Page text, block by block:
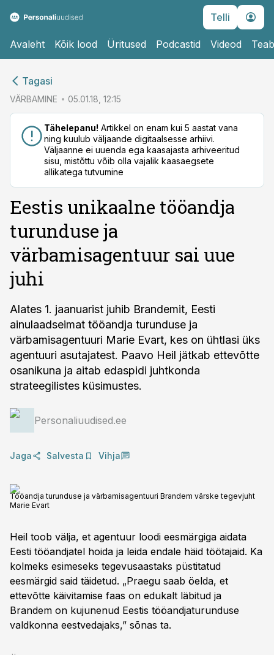
Telli
Avaleht Kõik lood Üritused Podcastid Videod
Tagasi
VÄRBAMINE 05.01.18, 12:15
Tähelepanu! Artikkel on enam kui 5 aastat vana
ning kuulub väljaande digitaalsesse arhiivi.
Väljaanne ei uuenda ega kaasajasta arhiveeritud
sisu, mistõttu võib olla vajalik kaasaegsete
allikatega tutvumine
Eestis unikaalne tööandja
turunduse ja
värbamisagentuur sai uue
juhi
Alates 1. jaanuarist juhib Brandemit, Eesti
ainulaadseimat tööandja turunduse ja
värbamisagentuuri Marie Evart, kes on ühtlasi üks
agentuuri asutajatest. Paavo Heil jätkab ettevõtte
osanikuna ja aitab edaspidi juhtkonda
strateegilistes küsimustes.
Personaliuudised.ee
Jaga Salvesta Vihja
Tööandja turunduse ja värbamisagentuuri Brandem värske tegevjuht
Marie Evart
Heil toob välja, et agentuur loodi eesmärgiga aidata
Eesti tööandjatel hoida ja leida endale häid töötajaid. Ka
kolmeks esimeseks tegevusaastaks püstitatud
eesmärgid said täidetud. „Praegu saab öelda, et
ettevõtte käivitamise faas on edukalt läbitud ja
Brandem on kujunenud Eestis tööandjaturunduse
valdkonna eestvedajaks,” sõnas ta.